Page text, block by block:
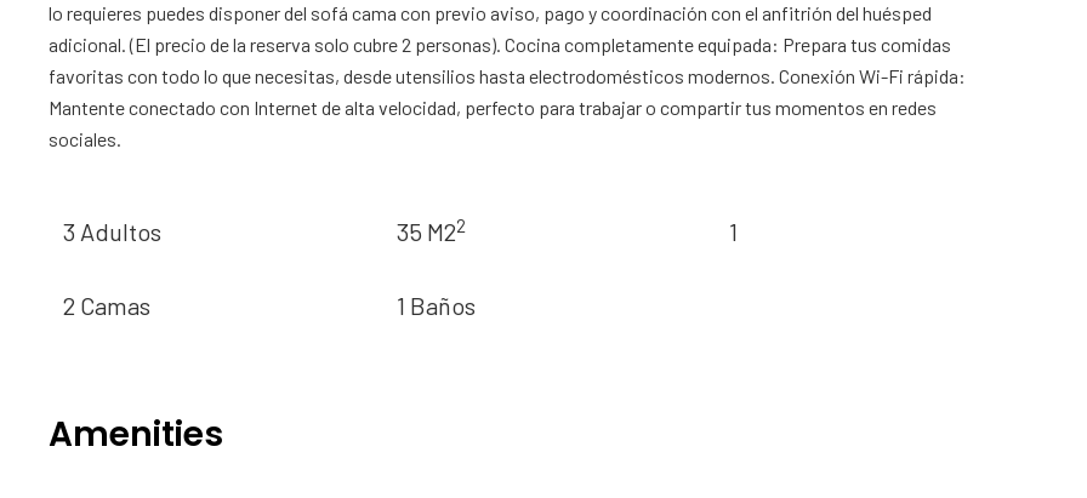
lo requieres puedes disponer del sofá cama con previo aviso, pago y coordinación con el anfitrión del huésped
adicional. (El precio de la reserva solo cubre 2 personas). Cocina completamente equipada: Prepara tus comidas
favoritas con todo lo que necesitas, desde utensilios hasta electrodomésticos modernos. Conexión Wi-Fi rápida:
Mantente conectado con Internet de alta velocidad, perfecto para trabajar o compartir tus momentos en redes
sociales.
3 Adultos 35 M22 1
2 Camas 1 Baños
Amenities